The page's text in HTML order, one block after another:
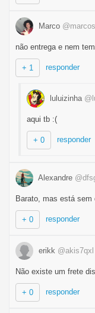
Marco
não entrega e nem
+ 1 responder
luluizinha
aqui tb :(
+ 0 responder
Alexandre
Barato, mas está sem
+ 0 responder
erikk @akis7qxl
Não existe um frete
+ 0 responder